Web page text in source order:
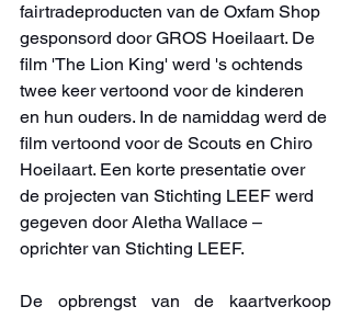
fairtradeproducten van de Oxfam Shop
gesponsord door GROS Hoeilaart. De
film 'The Lion King' werd 's ochtends
twee keer vertoond voor de kinderen
en hun ouders. In de namiddag werd de
film vertoond voor de Scouts en Chiro
Hoeilaart. Een korte presentatie over
de projecten van Stichting LEEF werd
gegeven door Aletha Wallace –
oprichter van Stichting LEEF.
De opbrengst van de kaartverkoop